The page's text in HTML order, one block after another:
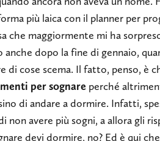
più laica con il planner per
che maggiormente mi ha
anche dopo la fine di gennaio,
di cose scema. Il fatto, penso, è
per sognare perché
di andare a dormire. Infatti,
non avere più sogni, a allora gli
devi dormire, no? Ed è qui